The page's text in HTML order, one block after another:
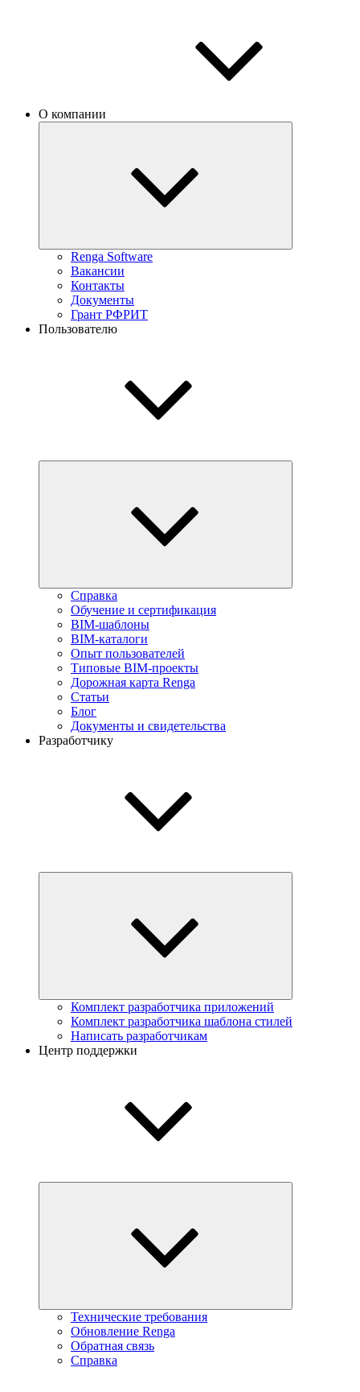
О компании
Renga Software
Вакансии
Контакты
Документы
Грант РФРИТ
Пользователю
Справка
Обучение и сертификация
BIM-шаблоны
BIM-каталоги
Опыт пользователей
Типовые BIM-проекты
Дорожная карта Renga
Статьи
Блог
Документы и свидетельства
Разработчику
Комплект разработчика приложений
Комплект разработчика шаблона стилей
Написать разработчикам
Центр поддержки
Технические требования
Обновление Renga
Обратная связь
Справка